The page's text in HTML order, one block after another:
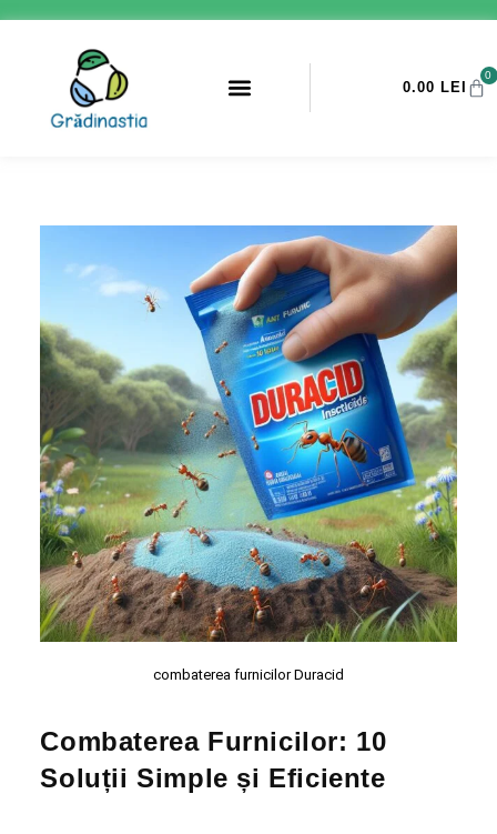
0.00 LEI
0
combaterea furnicilor Duracid
Combaterea Furnicilor: 10
Soluții Simple și Eficiente